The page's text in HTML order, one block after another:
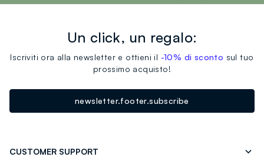
Un click, un regalo:
Iscriviti ora alla newsletter e ottieni il -10% di sconto sul tuo
prossimo acquisto!
newsletter.footer.subscribe
CUSTOMER SUPPORT